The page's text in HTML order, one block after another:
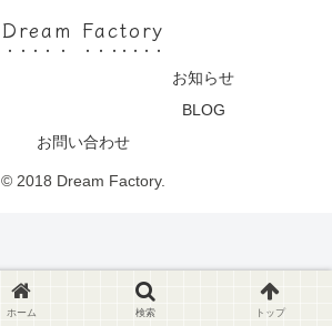
Dream Factory
お知らせ
BLOG
お問い合わせ
© 2018 Dream Factory.
ホーム 検索 トップ